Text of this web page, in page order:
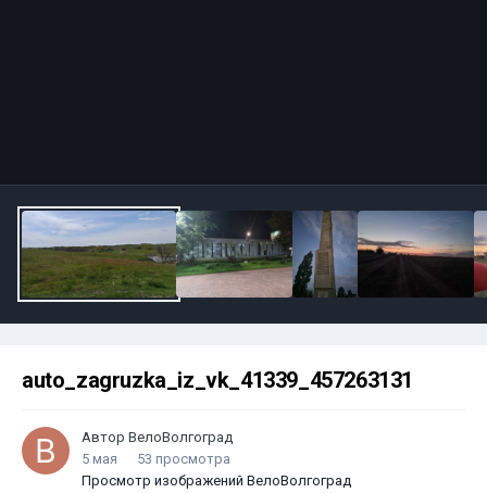
auto_zagruzka_iz_vk_41339_457263131
Автор ВелоВолгоград
5 мая
53 просмотра
Просмотр изображений ВелоВолгоград